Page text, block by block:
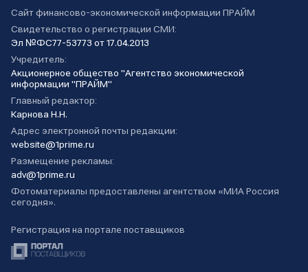
Сайт финансово-экономической информации ПРАЙМ
Свидетельство о регистрации СМИ:
Эл №ФС77-53773 от 17.04.2013
Учредитель:
Акционерное общество "Агентство экономической
информации "ПРАЙМ"
Главный редактор:
Карнова Н.Н.
Адрес электронной почты редакции:
website@1prime.ru
Размещение рекламы:
adv@1prime.ru
Фотоматериалы предоставлены агентством «МИА Россия
сегодня».
Регистрация на портале поставщиков